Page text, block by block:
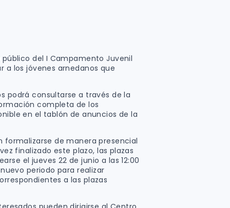
del I Campamento Juvenil
a los jóvenes arnedanos que
podrá consultarse a través de la
completa de los
en el tablón de anuncios de la
formalizarse de manera presencial
finalizado este plazo, las plazas
el jueves 22 de junio a las 12:00
periodo para realizar
a las plazas